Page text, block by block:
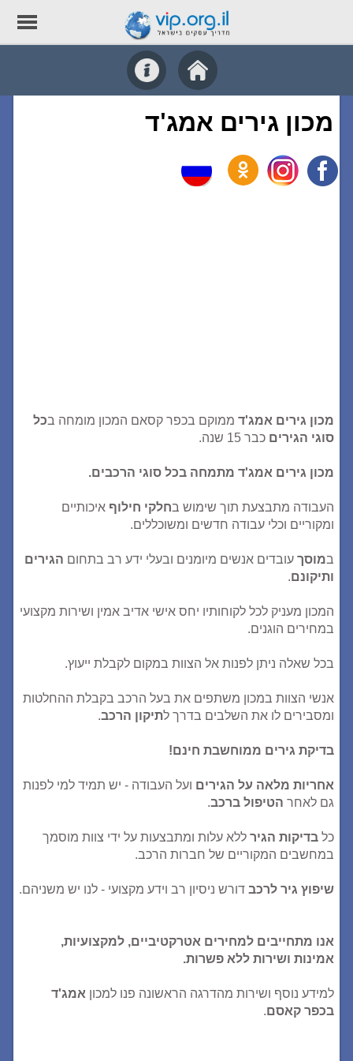
מכון גירים אמג'ד
מכון גירים אמג'ד ממוקם בכפר קסאם המכון מומחה בכל
סוגי הגירים כבר 15 שנה.
מכון גירים אמג'ד מתמחה בכל סוגי הרכבים.
העבודה מתבצעת תוך שימוש בחלקי חילוף איכותיים
ומקוריים וכלי עבודה חדשים ומשוכללים.
במוסך עובדים אנשים מיומנים ובעלי ידע רב בתחום הגירים
ותיקונם.
המכון מעניק לכל לקוחותיו יחס אישי אדיב אמין ושירות מקצועי
במחירים הוגנים.
בכל שאלה ניתן לפנות אל הצוות במקום לקבלת ייעוץ.
אנשי הצוות במכון משתפים את בעל הרכב בקבלת ההחלטות
ומסבירים לו את השלבים בדרך לתיקון הרכב.
בדיקת גירים ממוחשבת חינם!
אחריות מלאה על הגירים ועל העבודה - יש תמיד למי לפנות
גם לאחר הטיפול ברכב.
כל בדיקות הגיר ללא עלות ומתבצעות על ידי צוות מוסמך
במחשבים המקוריים של חברות הרכב.
שיפוץ גיר לרכב דורש ניסיון רב וידע מקצועי - לנו יש משניהם.
אנו מתחייבים למחירים אטרקטיביים, למקצועיות,
אמינות ושירות ללא פשרות.
למידע נוסף ושירות מהדרגה הראשונה פנו למכון אמג'ד
בכפר קאסם.